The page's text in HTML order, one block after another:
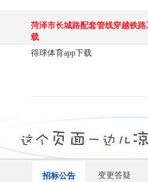
菏泽市长城路配套管线穿越铁
载
得球体育app下载
招标公告 变更答疑